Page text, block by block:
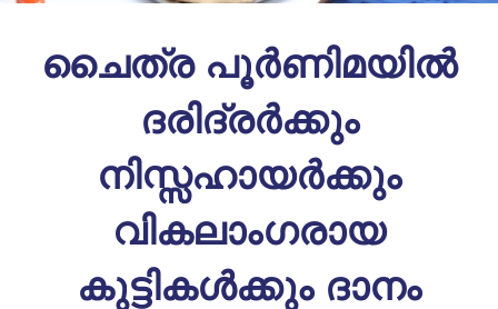
ചൈത്ര പൂർണിമയിൽ
ദരിദ്രർക്കും
നിസ്സഹായർക്കും
വികലാംഗരായ
കുട്ടികൾക്കും ദാനം